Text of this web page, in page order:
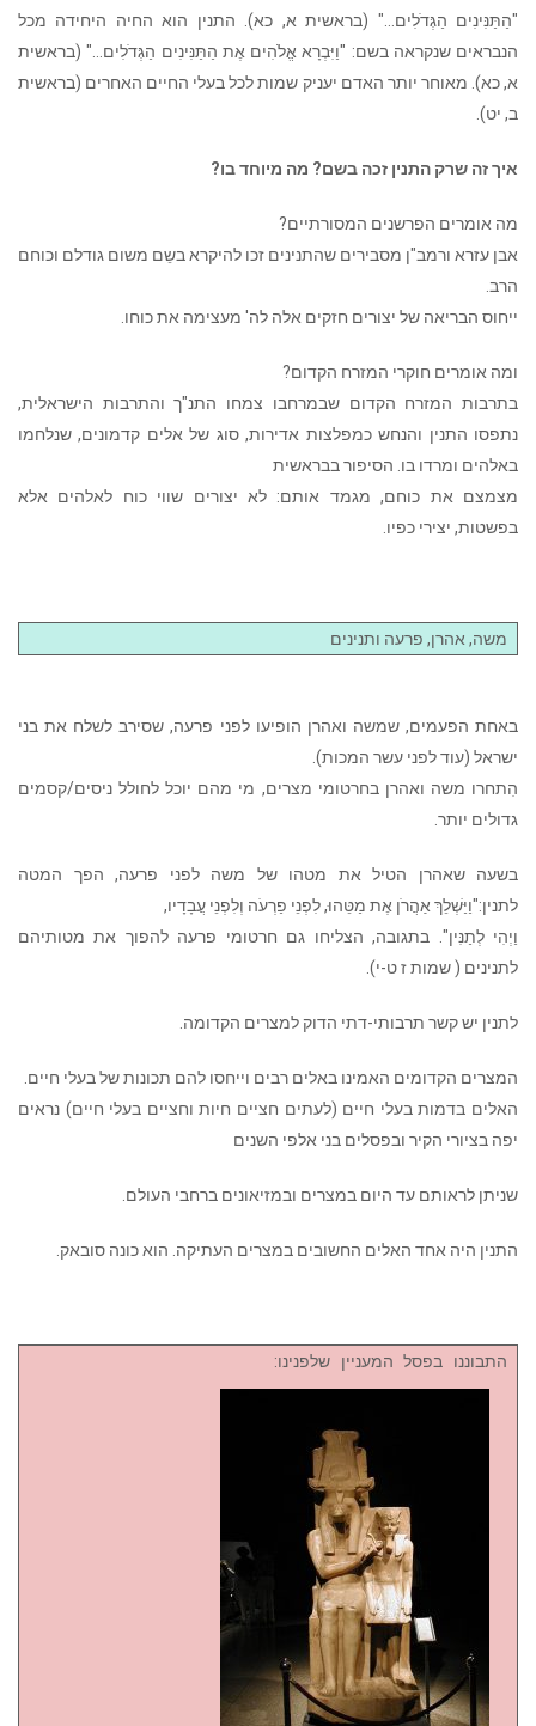
"הַתַּנִּינִים הַגְּדֹלִים…" (בראשית א, כא). התנין הוא החיה היחידה מכל
הנבראים שנקראה בשם: "וַיִּבְרָא אֱלֹהִים אֶת הַתַּנִּינִים הַגְּדֹלִים…" (בראשית
א, כא). מאוחר יותר האדם יעניק שמות לכל בעלי החיים האחרים (בראשית
ב, יט).
איך זה שרק התנין זכה בשם? מה מיוחד בו?
מה אומרים הפרשנים המסורתיים?
אבן עזרא ורמב"ן מסבירים שהתנינים זכו להיקרא בשֵם משום גודלם וכוחם
הרב.
ייחוס הבריאה של יצורים חזקים אלה לה' מעצימה את כוחו.
ומה אומרים חוקרי המזרח הקדום?
בתרבות המזרח הקדום שבמרחבו צמחו התנ"ך והתרבות הישראלית,
נתפסו התנין והנחש כמפלצות אדירות, סוג של אלים קדמונים, שנלחמו
באלהים ומרדו בו. הסיפור בבראשית
מצמצם את כוחם, מגמד אותם: לא יצורים שווי כוח לאלהים אלא
בפשטות, יצירי כפיו.
משה, אהרן, פרעה ותנינים
באחת הפעמים, שמשה ואהרן הופיעו לפני פרעה, שסירב לשלח את בני
ישראל (עוד לפני עשר המכות).
הִתחרו משה ואהרן בחרטומי מצרים, מי מהם יוכל לחולל ניסים/קסמים
גדולים יותר.
בשעה שאהרן הטיל את מטהו של משה לפני פרעה, הפך המטה
לתנין:"וַיַּשְׁלֵךְ אַהֲרֹן אֶת מַטֵּהוּ, לִפְנֵי פַרְעֹה וְלִפְנֵי עֲבָדָיו,
וַיְהִי לְתַנִּין". בתגובה, הצליחו גם חרטומי פרעה להפוך את מטותיהם
לתנינים ( שמות ז ט-י).
לתנין יש קשר תרבותי-דתי הדוק למצרים הקדומה.
המצרים הקדומים האמינו באלים רבים וייחסו להם תכונות של בעלי חיים.
האלים בדמות בעלי חיים (לעתים חציים חיות וחציים בעלי חיים) נראים
יפה בציורי הקיר ובפסלים בני אלפי השנים
שניתן לראותם עד היום במצרים ובמזיאונים ברחבי העולם.
התנין היה אחד האלים החשובים במצרים העתיקה. הוא כונה סובאק.
התבוננו בפסל המעניין שלפנינו: